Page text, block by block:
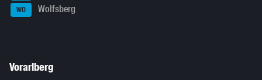
WO Wolfsberg
Vorarlberg